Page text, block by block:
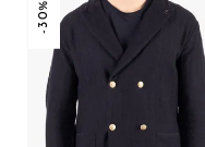
-30%